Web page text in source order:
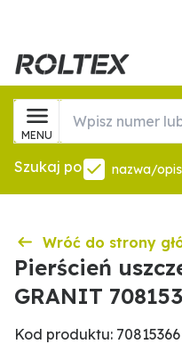
MENU
Szukaj po nazwa/opis
Wróć do strony
Pierścień
GRANIT
Kod produktu: 70815366